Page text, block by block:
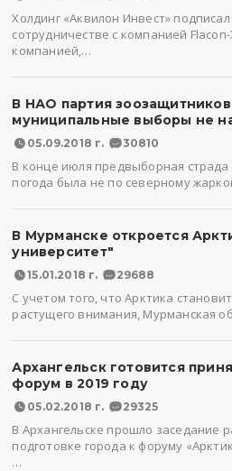
Холдинг «Аквилон Инвест»
сотрудничестве с компанией
компанией,…
В НАО партия
муниципальные выборы не
05.09.2018 г. 30810
В конце июля предвыборная
погода была не по северному
В Мурманске откроется
университет"
15.01.2018 г. 29688
С учетом того, что Арктика
растущего внимания, Мурманская
Архангельск готовится
форум в 2019 году
05.02.2018 г. 29325
В Архангельске прошло заседание
подготовке города к форуму
…